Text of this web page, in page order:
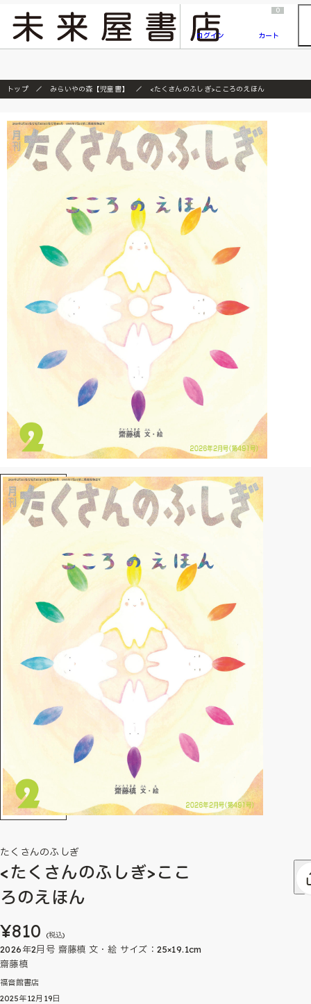
『ONE PIECE magazine 021 ONE PIECEカード付き同梱版』発売延期のご案内
ログイン
0
カート
トップ みらいやの森【児童書】 <たくさんのふしぎ>こころのえほん
たくさんのふしぎ
<たくさんのふしぎ>ここ
ろのえほん
¥810 (税込)
2026年2月号 齋藤槙 文・絵 サイズ：25×19.1cm
齋藤槙
福音館書店
2025年12月19日